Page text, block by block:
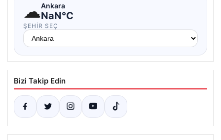
☁Ankara
NaN°C
ŞEHIR SEÇ
Bizi Takip Edin